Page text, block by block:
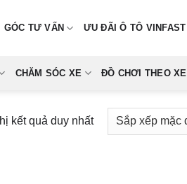
GÓC TƯ VẤN ƯU ĐÃI Ô TÔ VINFAST
CHĂM SÓC XE ĐỒ CHƠI THEO XE
kết quả duy nhất